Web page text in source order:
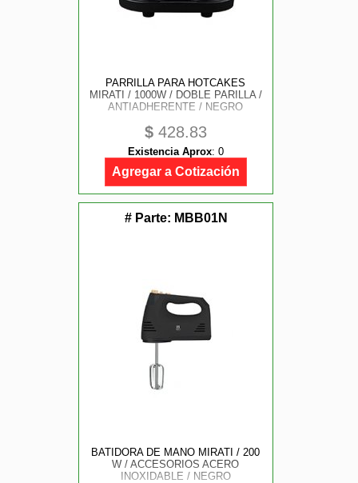
PARRILLA PARA HOTCAKES
MIRATI / 1000W / DOBLE PARILLA /
ANTIADHERENTE / NEGRO
$ 428.83
Existencia Aprox: 0
Agregar a Cotización
# Parte: MBB01N
BATIDORA DE MANO MIRATI / 200
W / ACCESORIOS ACERO
INOXIDABLE / NEGRO